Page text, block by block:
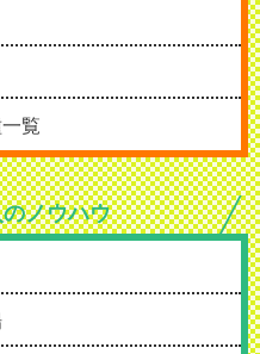
覧
ノウハウ